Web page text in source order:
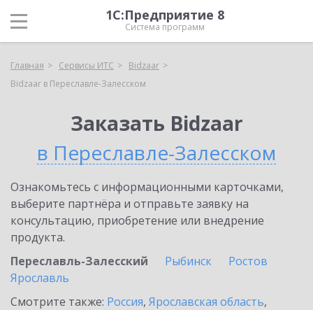
1С:Предприятие 8
Система программ
Главная Сервисы ИТС
Bidzaar
Bidzaar в Переславле-Залесском
Заказать Bidzaar
в Переславле-Залесском
Ознакомьтесь с информационными карточками,
выберите партнёра и отправьте заявку на
консультацию, приобретение или внедрение
продукта.
Переславль-Залесский
Рыбинск
Ростов
Ярославль
Смотрите также: Россия, Ярославская область,